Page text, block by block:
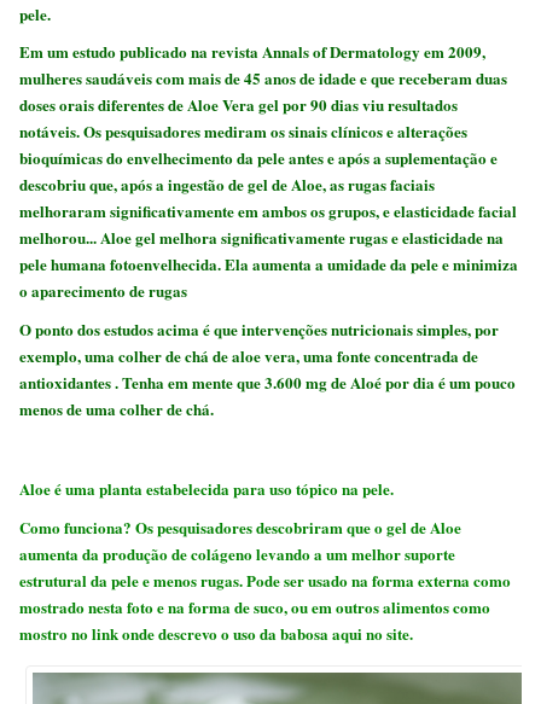
pele.
Em um estudo publicado na revista Annals of Dermatology em 2009,
mulheres saudáveis com mais de 45 anos de idade e que receberam duas
doses orais diferentes de Aloe Vera gel por 90 dias viu resultados
notáveis. Os pesquisadores mediram os sinais clínicos e alterações
bioquímicas do envelhecimento da pele antes e após a suplementação e
descobriu que, após a ingestão de gel de Aloe, as rugas faciais
melhoraram significativamente em ambos os grupos, e elasticidade facial
melhorou... Aloe gel melhora significativamente rugas e elasticidade na
pele humana fotoenvelhecida. Ela aumenta a umidade da pele e minimiza
o aparecimento de rugas
O ponto dos estudos acima é que intervenções nutricionais simples, por
exemplo, uma colher de chá de aloe vera, uma fonte concentrada de
antioxidantes . Tenha em mente que 3.600 mg de Aloé por dia é um pouco
menos de uma colher de chá.
Aloe é uma planta estabelecida para uso tópico na pele.
Como funciona? Os pesquisadores descobriram que o gel de Aloe
aumenta da produção de colágeno levando a um melhor suporte
estrutural da pele e menos rugas. Pode ser usado na forma externa como
mostrado nesta foto e na forma de suco, ou em outros alimentos como
mostro no link onde descrevo o uso da babosa aqui no site.